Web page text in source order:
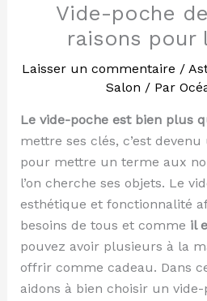
Vide-poche
raisons pour
Laisser un commentaire /
Salon / Par
Le vide-pocheest bien plus
mettre ses clés, c’est
pour mettre un terme aux
l’on cherche ses objets. Le
esthétique et fonctionnalité
besoins de tous et comme il
pouvez avoir plusieurs à la
offrir comme cadeau. Dans
aidons à bien choisir un